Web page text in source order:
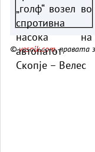
©vesnik.com, правата